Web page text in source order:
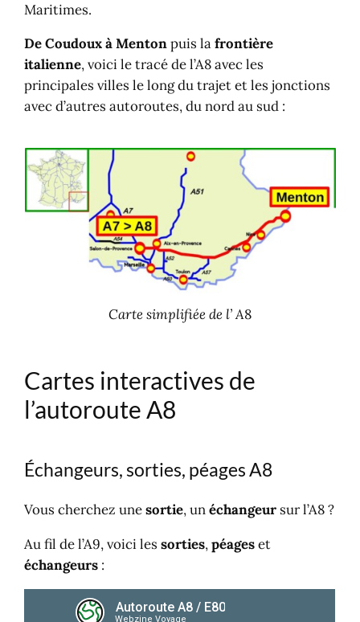
Maritimes.
De Coudoux à Mentonpuis lafrontière
italienne, voici le tracé de l’A8 avec les
principales villes le long du trajet et les jonctions
avec d’autres autoroutes, du nord au sud :
Carte simplifiée de l’ A8
Cartes interactives de
l’autoroute A8
Échangeurs, sorties, péages A8
Vous cherchez unesortie, unéchangeur sur l’A8 ?
Au fil de l’A9, voici lessorties,péageset
échangeurs :